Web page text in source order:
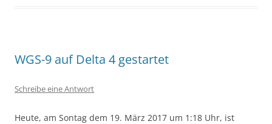
WGS-9 auf Delta 4 gestartet
Schreibe eine Antwort
Heute, am Sontag dem 19. März 2017 um 1:18 Uhr, ist